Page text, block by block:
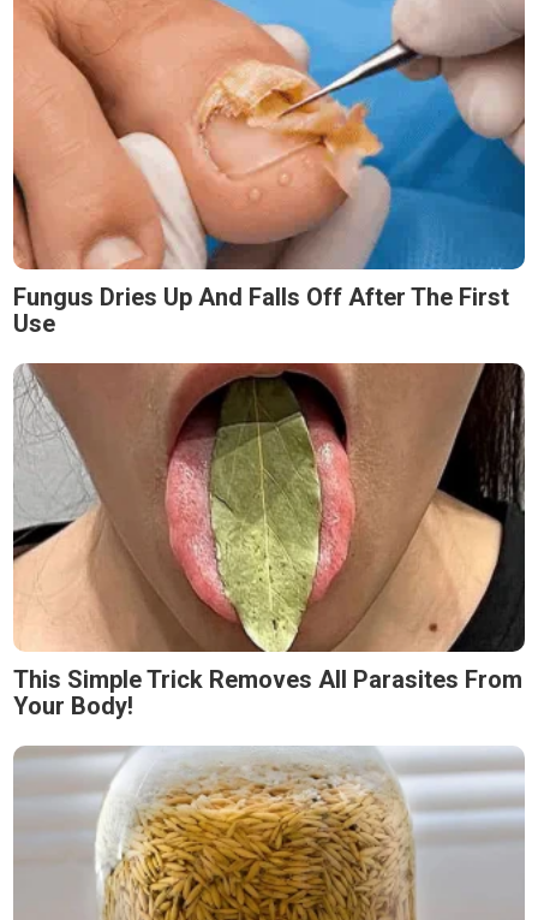
Fungus Dries Up And Falls Off After The First
Use
This Simple Trick Removes All Parasites From
Your Body!